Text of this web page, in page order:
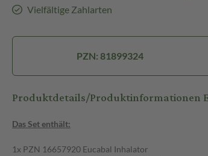
Vielfältige Zahlarten
PZN: 81899324
Produktdetails/Produktinformationen
Das Set enthält:
1x PZN 16657920 Eucabal Inhalator